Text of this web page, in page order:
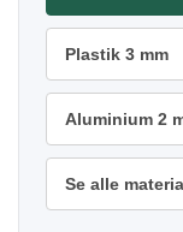
Plastik 3 mm
Aluminium 2
Se alle